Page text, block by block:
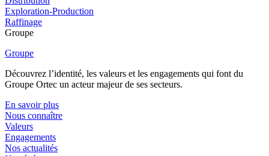
Exploration-Production
Raffinage
Groupe
Groupe
Découvrez l’identité, les valeurs et les engagements qui font du
Groupe Ortec un acteur majeur de ses secteurs.
En savoir plus
Nous connaître
Valeurs
Engagements
Nos actualités